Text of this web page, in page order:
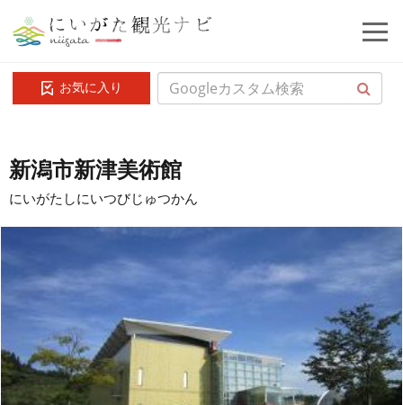
お気に入り
新潟市新津美術館
にいがたしにいつびじゅつかん